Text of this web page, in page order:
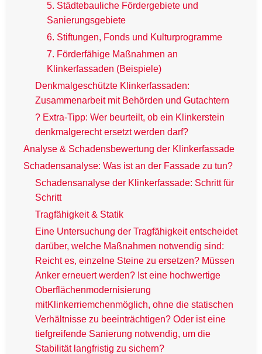
5. Städtebauliche Fördergebiete und
Sanierungsgebiete
6. Stiftungen, Fonds und Kulturprogramme
7. Förderfähige Maßnahmen an
Klinkerfassaden (Beispiele)
Denkmalgeschützte Klinkerfassaden:
Zusammenarbeit mit Behörden und Gutachtern
? Extra-Tipp: Wer beurteilt, ob ein Klinkerstein
denkmalgerecht ersetzt werden darf?
Analyse & Schadensbewertung der Klinkerfassade
Schadensanalyse: Was ist an der Fassade zu tun?
Schadensanalyse der Klinkerfassade: Schritt für
Schritt
Tragfähigkeit & Statik
Eine Untersuchung der Tragfähigkeit entscheidet
darüber, welche Maßnahmen notwendig sind:
Reicht es, einzelne Steine zu ersetzen? Müssen
Anker erneuert werden? Ist eine hochwertige
Oberflächenmodernisierung
mitKlinkerriemchenmöglich, ohne die statischen
Verhältnisse zu beeinträchtigen? Oder ist eine
tiefgreifende Sanierung notwendig, um die
Stabilität langfristig zu sichern?